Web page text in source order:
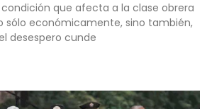
que afecta a la clase obrera
sólo económicamente, sino también,
desespero cunde